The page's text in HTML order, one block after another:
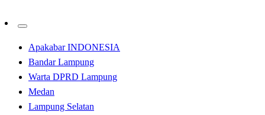
Apakabar INDONESIA
Bandar Lampung
Warta DPRD Lampung
Medan
Lampung Selatan